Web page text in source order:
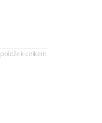
položek celkem